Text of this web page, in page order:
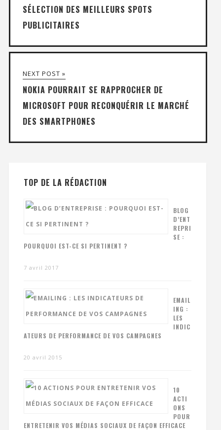
SÉLECTION DES MEILLEURS SPOTS
PUBLICITAIRES
NEXT POST »
NOKIA POURRAIT SE RAPPROCHER DE
MICROSOFT POUR RECONQUÉRIR LE MARCHÉ
DES SMARTPHONES
TOP DE LA RÉDACTION
BLOG
D’ENT
REPRI
SE :
POURQUOI EST-CE SI PERTINENT ?
7 avril 2017
EMAIL
ING :
LES
INDIC
ATEURS DE PERFORMANCE DE VOS CAMPAGNES
20 avril 2015
10
ACTI
ONS
POUR
ENTRETENIR VOS MÉDIAS SOCIAUX DE FAÇON EFFICACE